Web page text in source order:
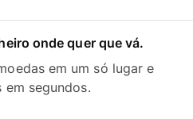
onde quer que vá.
em um só lugar e
segundos.